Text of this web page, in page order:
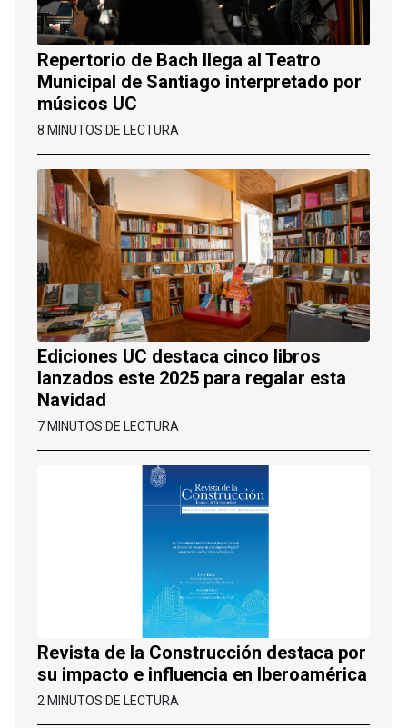
Repertorio de Bach llega al Teatro
Municipal de Santiago interpretado por
músicos UC
8 MINUTOS DE LECTURA
Ediciones UC destaca cinco libros
lanzados este 2025 para regalar esta
Navidad
7 MINUTOS DE LECTURA
Revista de la Construcción destaca por
su impacto e influencia en Iberoamérica
2 MINUTOS DE LECTURA